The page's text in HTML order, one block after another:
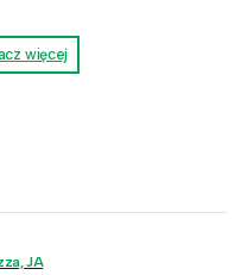
więcej
JA